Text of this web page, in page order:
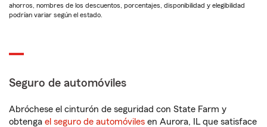
ahorros, nombres de los descuentos, porcentajes, disponibilidad y elegibilidad
podrían variar según el estado.
Seguro de automóviles
Abróchese el cinturón de seguridad con State Farm y
obtenga el seguro de automóviles en Aurora, IL que satisface